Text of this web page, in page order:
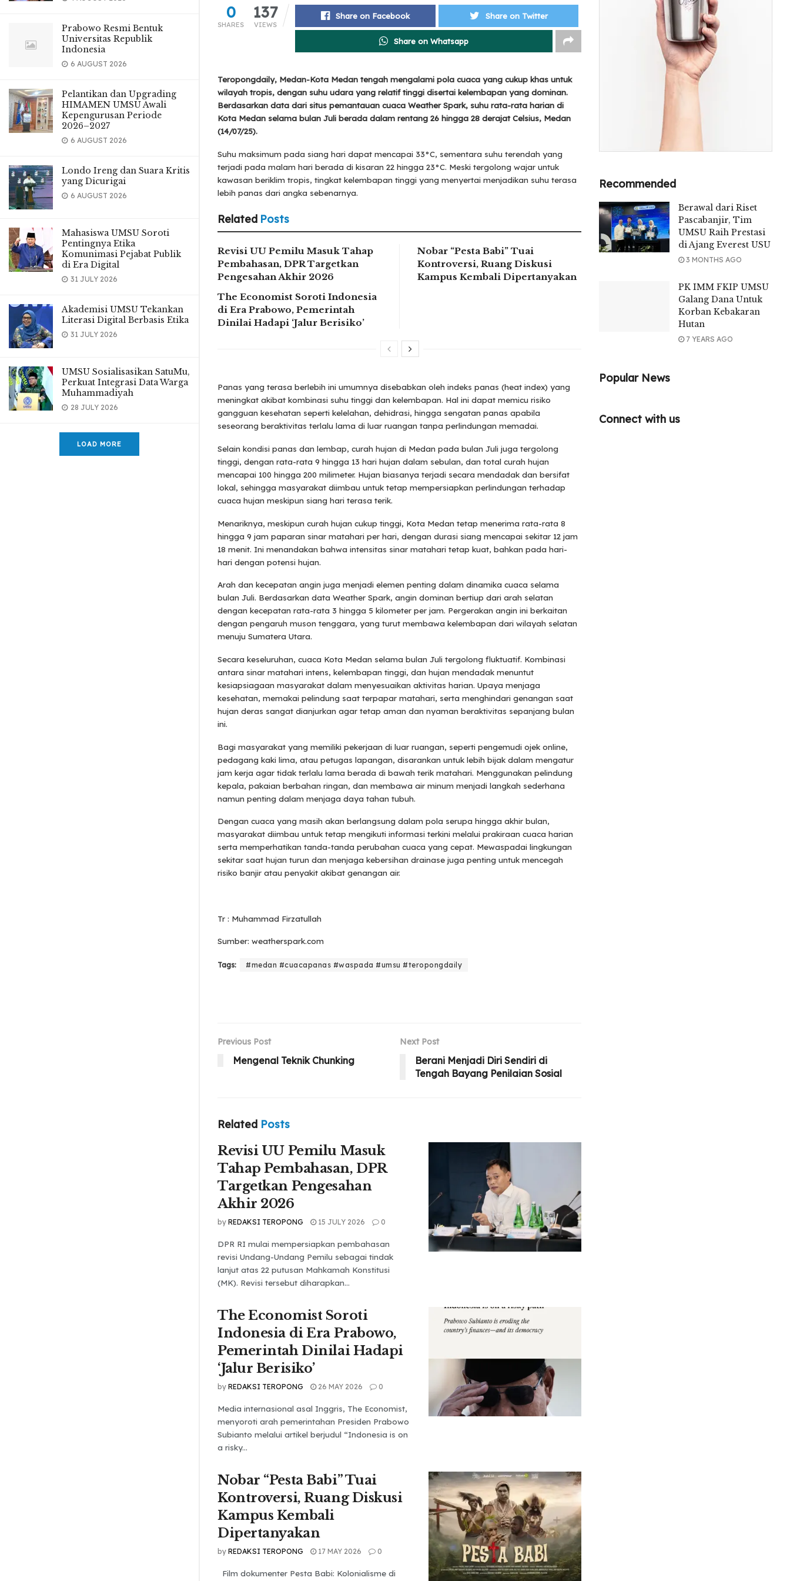
Prabowo Resmi Bentuk
Universitas Republik
Indonesia
6 AUGUST 2026
Pelantikan dan Upgrading
HIMAMEN UMSU Awali
Kepengurusan Periode
2026–2027
6 AUGUST 2026
Londo Ireng dan Suara Kritis
yang Dicurigai
6 AUGUST 2026
Mahasiswa UMSU Soroti
Pentingnya Etika
Komunimasi Pejabat Publik
di Era Digital
31 JULY 2026
Akademisi UMSU Tekankan
Literasi Digital Berbasis Etika
31 JULY 2026
UMSU Sosialisasikan SatuMu,
Perkuat Integrasi Data Warga
Muhammadiyah
28 JULY 2026
LOAD MORE
0
SHARES
137
VIEWS
Share on Facebook Share on Twitter
Share on Whatsapp
Teropongdaily, Medan-Kota Medan tengah mengalami pola cuaca yang cukup khas untuk
wilayah tropis, dengan suhu udara yang relatif tinggi disertai kelembapan yang dominan.
Berdasarkan data dari situs pemantauan cuaca Weather Spark, suhu rata-rata harian di
Kota Medan selama bulan Juli berada dalam rentang 26 hingga 28 derajat Celsius, Medan
(14/07/25).
Suhu maksimum pada siang hari dapat mencapai 33°C, sementara suhu terendah yang
terjadi pada malam hari berada di kisaran 22 hingga 23°C. Meski tergolong wajar untuk
kawasan beriklim tropis, tingkat kelembapan tinggi yang menyertai menjadikan suhu terasa
lebih panas dari angka sebenarnya.
Related Posts
Revisi UU Pemilu Masuk Tahap
Pembahasan, DPR Targetkan
Pengesahan Akhir 2026
The Economist Soroti Indonesia
di Era Prabowo, Pemerintah
Dinilai Hadapi ‘Jalur Berisiko’
Nobar “Pesta Babi” Tuai
Kontroversi, Ruang Diskusi
Kampus Kembali Dipertanyakan
Panas yang terasa berlebih ini umumnya disebabkan oleh indeks panas (heat index) yang
meningkat akibat kombinasi suhu tinggi dan kelembapan. Hal ini dapat memicu risiko
gangguan kesehatan seperti kelelahan, dehidrasi, hingga sengatan panas apabila
seseorang beraktivitas terlalu lama di luar ruangan tanpa perlindungan memadai.
Selain kondisi panas dan lembap, curah hujan di Medan pada bulan Juli juga tergolong
tinggi, dengan rata-rata 9 hingga 13 hari hujan dalam sebulan, dan total curah hujan
mencapai 100 hingga 200 milimeter. Hujan biasanya terjadi secara mendadak dan bersifat
lokal, sehingga masyarakat diimbau untuk tetap mempersiapkan perlindungan terhadap
cuaca hujan meskipun siang hari terasa terik.
Menariknya, meskipun curah hujan cukup tinggi, Kota Medan tetap menerima rata-rata 8
hingga 9 jam paparan sinar matahari per hari, dengan durasi siang mencapai sekitar 12 jam
18 menit. Ini menandakan bahwa intensitas sinar matahari tetap kuat, bahkan pada hari-
hari dengan potensi hujan.
Arah dan kecepatan angin juga menjadi elemen penting dalam dinamika cuaca selama
bulan Juli. Berdasarkan data Weather Spark, angin dominan bertiup dari arah selatan
dengan kecepatan rata-rata 3 hingga 5 kilometer per jam. Pergerakan angin ini berkaitan
dengan pengaruh muson tenggara, yang turut membawa kelembapan dari wilayah selatan
menuju Sumatera Utara.
Secara keseluruhan, cuaca Kota Medan selama bulan Juli tergolong fluktuatif. Kombinasi
antara sinar matahari intens, kelembapan tinggi, dan hujan mendadak menuntut
kesiapsiagaan masyarakat dalam menyesuaikan aktivitas harian. Upaya menjaga
kesehatan, memakai pelindung saat terpapar matahari, serta menghindari genangan saat
hujan deras sangat dianjurkan agar tetap aman dan nyaman beraktivitas sepanjang bulan
ini.
Bagi masyarakat yang memiliki pekerjaan di luar ruangan, seperti pengemudi ojek online,
pedagang kaki lima, atau petugas lapangan, disarankan untuk lebih bijak dalam mengatur
jam kerja agar tidak terlalu lama berada di bawah terik matahari. Menggunakan pelindung
kepala, pakaian berbahan ringan, dan membawa air minum menjadi langkah sederhana
namun penting dalam menjaga daya tahan tubuh.
Dengan cuaca yang masih akan berlangsung dalam pola serupa hingga akhir bulan,
masyarakat diimbau untuk tetap mengikuti informasi terkini melalui prakiraan cuaca harian
serta memperhatikan tanda-tanda perubahan cuaca yang cepat. Mewaspadai lingkungan
sekitar saat hujan turun dan menjaga kebersihan drainase juga penting untuk mencegah
risiko banjir atau penyakit akibat genangan air.
Tr : Muhammad Firzatullah
Sumber: weatherspark.com
Tags: #medan #cuacapanas #waspada #umsu #teropongdaily
Previous Post
Mengenal Teknik Chunking
Next Post
Berani Menjadi Diri Sendiri di
Tengah Bayang Penilaian Sosial
Related Posts
Revisi UU Pemilu Masuk
Tahap Pembahasan, DPR
Targetkan Pengesahan
Akhir 2026
by REDAKSI TEROPONG 15 JULY 2026 0
DPR RI mulai mempersiapkan pembahasan
revisi Undang-Undang Pemilu sebagai tindak
lanjut atas 22 putusan Mahkamah Konstitusi
(MK). Revisi tersebut diharapkan...
The Economist Soroti
Indonesia di Era Prabowo,
Pemerintah Dinilai Hadapi
‘Jalur Berisiko’
by REDAKSI TEROPONG 26 MAY 2026 0
Media internasional asal Inggris, The Economist,
menyoroti arah pemerintahan Presiden Prabowo
Subianto melalui artikel berjudul “Indonesia is on
a risky...
Nobar “Pesta Babi” Tuai
Kontroversi, Ruang Diskusi
Kampus Kembali
Dipertanyakan
by REDAKSI TEROPONG 17 MAY 2026 0
Film dokumenter Pesta Babi: Kolonialisme di
Recommended
Berawal dari Riset
Pascabanjir, Tim
UMSU Raih Prestasi
di Ajang Everest USU
3 MONTHS AGO
PK IMM FKIP UMSU
Galang Dana Untuk
Korban Kebakaran
Hutan
7 YEARS AGO
Popular News
Connect with us